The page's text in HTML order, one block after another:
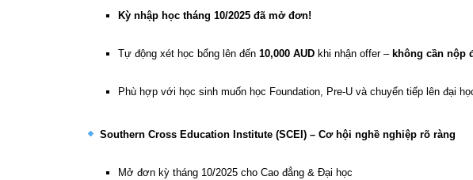
Kỳ nhập học tháng 10/2025 đã mở đơn!
Tự động xét học bổng lên đến 10,000 AUD khi nhận offer – không cần nộp
Phù hợp với học sinh muốn học Foundation, Pre-U và chuyển tiếp lên đại
Southern Cross Education Institute (SCEI) – Cơ hội nghề nghiệp rõ ràng
Mở đơn kỳ tháng 10/2025 cho Cao đẳng & Đại học